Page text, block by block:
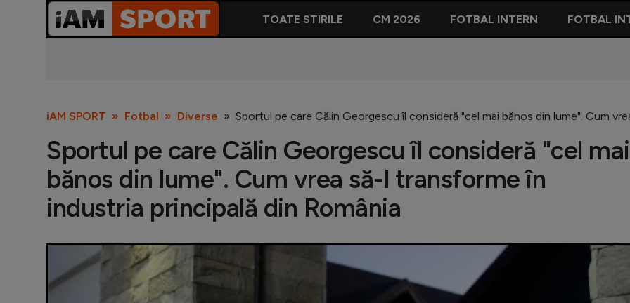
TOATE STIRILE CM 2026 FOTBAL INTERN FOTBAL
iAM SPORT Fotbal Diverse Sportul pe care Călin Georgescu îl consideră "cel mai bănos din lume". Cum
Sportul pe care Călin Georgescu îl consideră "cel mai
bănos din lume". Cum vrea să-l transforme în
industria principală din România